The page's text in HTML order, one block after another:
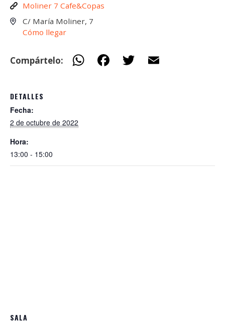
Moliner 7 Cafe&Copas
C/ María Moliner, 7
Cómo llegar
Compártelo: W
DETALLES
Fecha:
2 de octubre de 2022
Hora:
13:00 - 15:00
SALA